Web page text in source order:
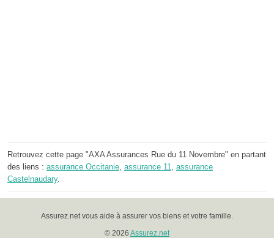
Retrouvez cette page "AXA Assurances Rue du 11 Novembre" en partant
des liens : assurance Occitanie, assurance 11, assurance
Castelnaudary.
Assurez.net vous aide à assurer vos biens et votre famille.
© 2026 Assurez.net